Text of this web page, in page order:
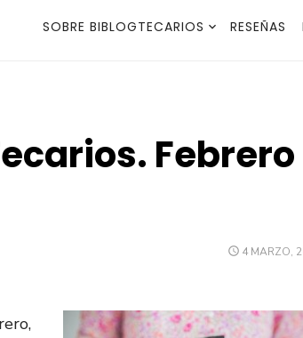
SOBRE BIBLOGTECARIOS RESEÑAS
Febrero
PUBLICADO
4 MARZO,